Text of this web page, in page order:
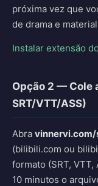
próxima vez que
de drama e
Instalar extensão
Opção 2 — Cole
SRT/VTT/ASS)
Abra
(bilibili.com ou
formato (SRT, VTT,
10 minutos o